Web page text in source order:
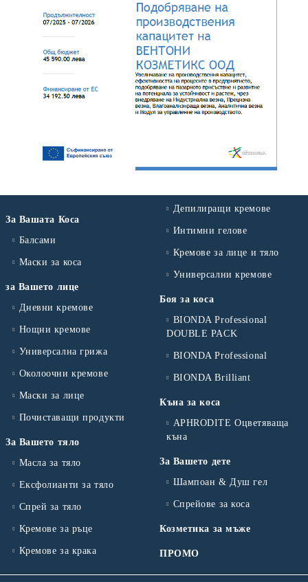
За Вашата Коса
Балсами
Маски за коса
за Вашето лице
Дневни кремове
Нощни кремове
Универсална грижа
Околоочни кремове
Маски за лице
Почиставащи продукти
За Вашето тяло
Масла за тяло
Ексфолианти за тяло
Спрей за тяло
Кремове за ръце
Кремове за крака
Депилиращи кремове
Интимни гелове
Кремове за лице и тяло
Универсални кремове
Боя за коса
BIONDA Professional
DOUBLE PACK
BIONDA Professional
BIONDA Brilliant
Къна за коса
APHRODITE Оцветяваща
къна
За Вашето дете
Шампоан & Душ гел
Спрейове за коса
Козметика за мъже
ПРОМО